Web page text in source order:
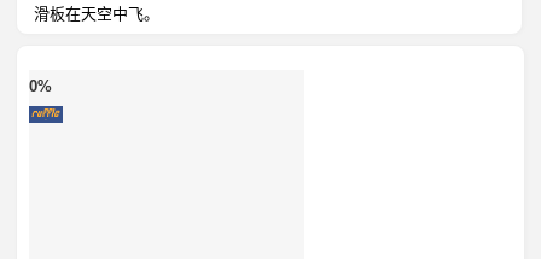
滑板在天空中飞。
0%